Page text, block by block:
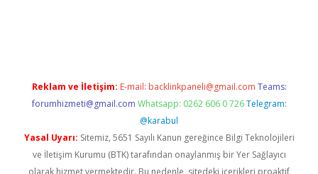
Reklam ve İletişim: E-mail: backlinkpaneli@gmail.com Teams:
forumhizmeti@gmail.com Whatsapp: 0262 606 0 726 Telegram:
@karabul
Yasal Uyarı: Sitemiz, 5651 Sayılı Kanun gereğince Bilgi Teknolojileri
ve İletişim Kurumu (BTK) tarafından onaylanmış bir Yer Sağlayıcı
olarak hizmet vermektedir. Bu nedenle, sitedeki içerikleri proaktif